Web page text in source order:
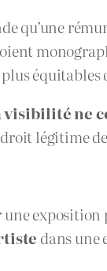
qu’une
équitables
visibilité ne
légitime
une
dans une